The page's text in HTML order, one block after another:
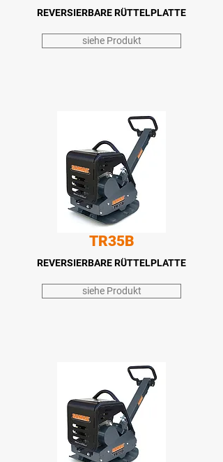
REVERSIERBARE RÜTTELPLATTE
siehe Produkt
TR35B
REVERSIERBARERÜTTELPLATTE
siehe Produkt